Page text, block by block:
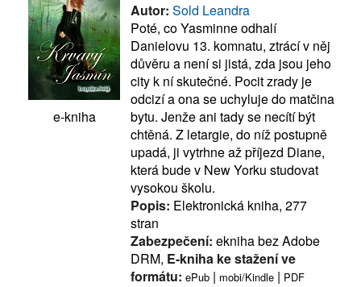
e-kniha
Autor: Sold Leandra
Poté, co Yasminne odhalí
Danielovu 13. komnatu, ztrácí v něj
důvěru a není si jistá, zda jsou jeho
city k ní skutečné. Pocit zrady je
odcizí a ona se uchyluje do matčina
bytu. Jenže ani tady se necítí být
chtěná. Z letargie, do níž postupně
upadá, ji vytrhne až příjezd Diane,
která bude v New Yorku studovat
vysokou školu.
Popis: Elektronická kniha, 277
stran
Zabezpečení: ekniha bez Adobe
DRM, E-kniha ke stažení ve
formátu: ePub | mobi/Kindle | PDF